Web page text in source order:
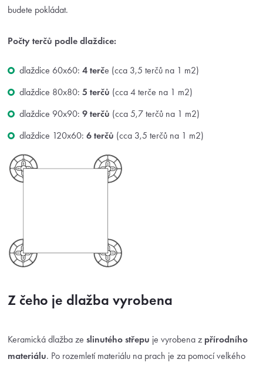
budete pokládat.
Počty terčů podle dlaždice:
dlaždice 60x60: 4 terče (cca 3,5 terčů na 1 m2)
dlaždice 80x80: 5 terčů (cca 4 terče na 1 m2)
dlaždice 90x90: 9 terčů (cca 5,7 terčů na 1 m2)
dlaždice 120x60: 6 terčů (cca 3,5 terčů na 1 m2)
Z čeho je dlažba vyrobena
Keramická dlažba ze slinutého střepu je vyrobena z přírodního
materiálu. Po rozemletí materiálu na prach je za pomocí velkého